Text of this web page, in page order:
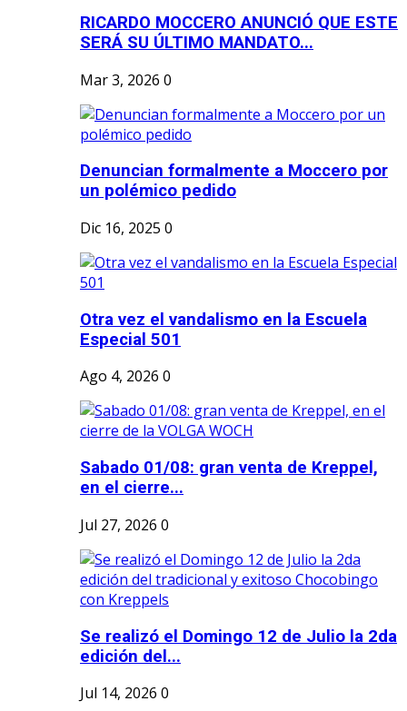
RICARDO MOCCERO ANUNCIÓ QUE ESTE
SERÁ SU ÚLTIMO MANDATO...
Mar 3, 2026 0
Denuncian formalmente a Moccero por
un polémico pedido
Dic 16, 2025 0
Otra vez el vandalismo en la Escuela
Especial 501
Ago 4, 2026 0
Sabado 01/08: gran venta de Kreppel,
en el cierre...
Jul 27, 2026 0
Se realizó el Domingo 12 de Julio la 2da
edición del...
Jul 14, 2026 0